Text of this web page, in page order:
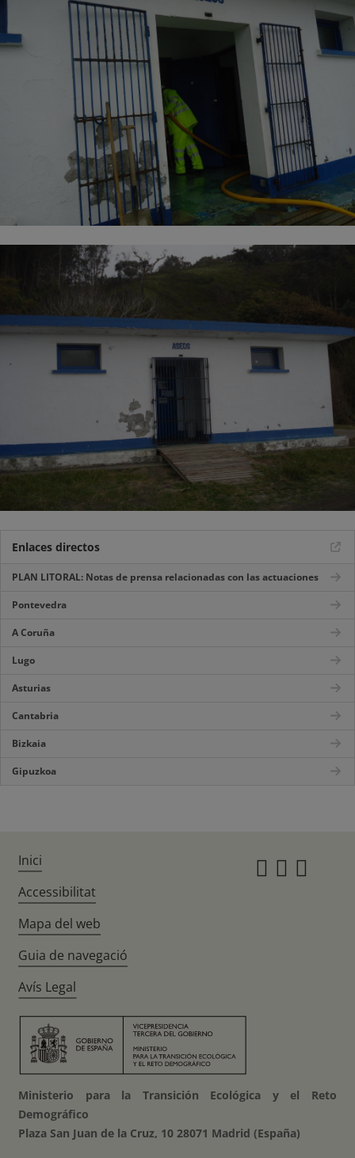
Enlaces directos
PLAN LITORAL: Notas de prensa relacionadas con las actuaciones
Pontevedra
A Coruña
Lugo
Asturias
Cantabria
Bizkaia
Gipuzkoa
Inici
Accessibilitat
Mapa del web
Guia de navegació
Avís Legal
Ministerio para la Transición Ecológica y el Reto
Demográfico
Plaza San Juan de la Cruz, 10 28071 Madrid (España)